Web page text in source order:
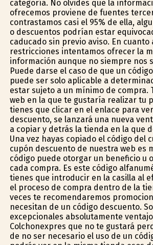
categoría. No olvides que la
ofrecemos proviene de fuentes
contrastamos casi el 95% de ella,
o descuentos podrían estar
caducado sin previo aviso. En cuanto
restricciones intentamos ofrecer la
información aunque no siempre nos
Puede darse el caso de que un
puede ser solo aplicable a
estar sujeto a un mínimo de compra.
web en la que te gustaría realizar tu
tienes que clicar en el enlace para
descuento, se lanzará una nueva
a copiar y detrás la tienda en la que
Una vez hayas copiado el código del
cupón descuento de nuestra web es
código puede otorgar un beneficio u
cada compra. Es este código
tienes que introducir en la casilla al
el proceso de compra dentro de la
veces te recomendaremos
necesitan de un código descuento.
excepcionales absolutamente
Colchonexpres que no te gustará
de no ser necesario el uso de un